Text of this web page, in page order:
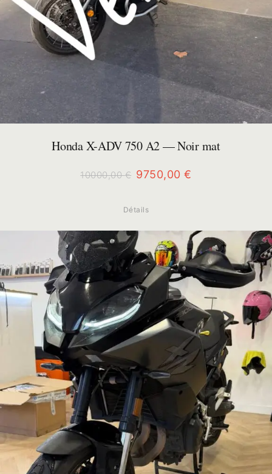
Honda X-ADV 750 A2 — Noir mat
10000,00€ 9750,00€
Détails